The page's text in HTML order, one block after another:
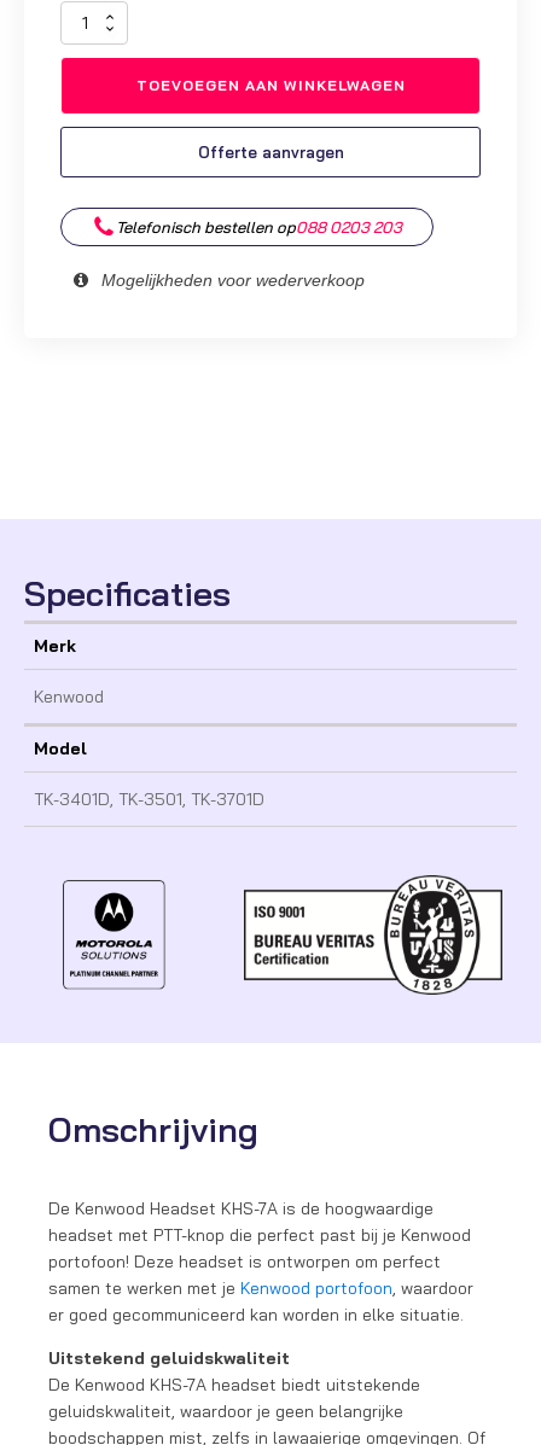
Kenwood
Headset
7A
TOEVOEGEN AAN WINKELWAGEN
Offerte aanvragen
Telefonisch bestellen op088 0203 203
Mogelijkheden voor wederverkoop
Specificaties
Merk
Kenwood
Model
TK-3401D, TK-3501, TK-3701D
Omschrijving
De Kenwood Headset KHS-7A is de hoogwaardige
headset met PTT-knop die perfect past bij je Kenwood
portofoon! Deze headset is ontworpen om perfect
samen te werken met je Kenwood portofoon, waardoor
er goed gecommuniceerd kan worden in elke situatie.
Uitstekend geluidskwaliteit
De Kenwood KHS-7A headset biedt uitstekende
geluidskwaliteit, waardoor je geen belangrijke
boodschappen mist, zelfs in lawaaierige omgevingen. Of